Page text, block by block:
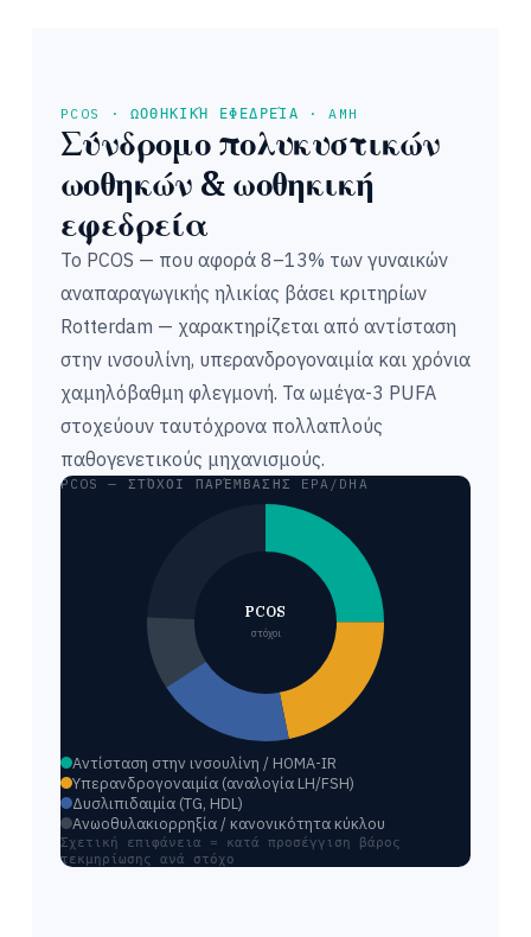
PCOS · ΩΟΘΗΚΙΚΉ ΕΦΕΔΡΕΊΑ · AMH
Σύνδρομο πολυκυστικών
ωοθηκών & ωοθηκική
εφεδρεία
Το PCOS — που αφορά 8–13% των γυναικών
αναπαραγωγικής ηλικίας βάσει κριτηρίων
Rotterdam — χαρακτηρίζεται από αντίσταση
στην ινσουλίνη, υπερανδρογοναιμία και χρόνια
χαμηλόβαθμη φλεγμονή. Τα ωμέγα-3 PUFA
στοχεύουν ταυτόχρονα πολλαπλούς
παθογενετικούς μηχανισμούς.
PCOS — ΣΤΌΧΟΙ ΠΑΡΈΜΒΑΣΗΣ EPA/DHA
PCOS
στόχοι
Αντίσταση στην ινσουλίνη / HOMA-IR
Υπερανδρογοναιμία (αναλογία LH/FSH)
Δυσλιπιδαιμία (TG, HDL)
Ανωοθυλακιορρηξία / κανονικότητα κύκλου
Σχετική επιφάνεια = κατά προσέγγιση βάρος
τεκμηρίωσης ανά στόχο